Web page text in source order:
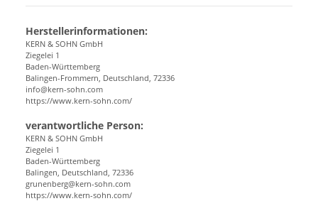
Herstellerinformationen:
KERN & SOHN GmbH
Ziegelei 1
Baden-Württemberg
Balingen-Frommern, Deutschland, 72336
info@kern-sohn.com
https://www.kern-sohn.com/
verantwortliche Person:
KERN & SOHN GmbH
Ziegelei 1
Baden-Württemberg
Balingen, Deutschland, 72336
grunenberg@kern-sohn.com
https://www.kern-sohn.com/